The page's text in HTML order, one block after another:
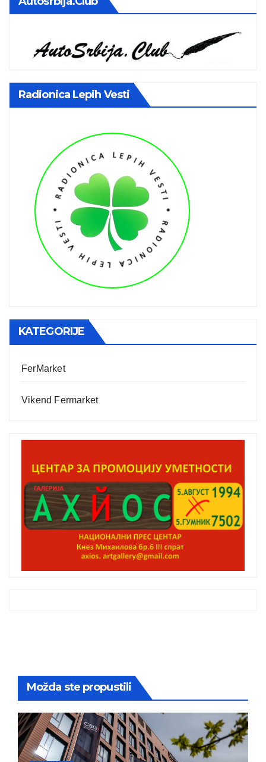
Radionica Lepih Vesti
KATEGORIJE
FerMarket
Vikend Fermarket
Možda ste propustili